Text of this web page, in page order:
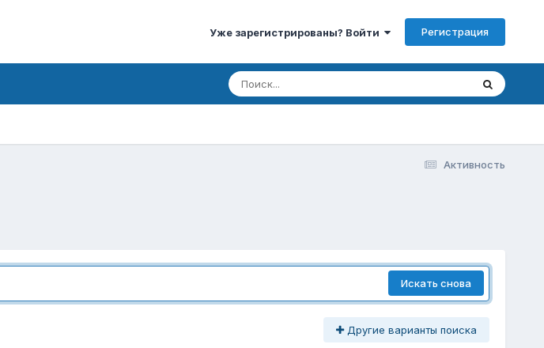
Уже зарегистрированы? Войти Регистрация
Активность
Искать снова
Другие варианты поиска